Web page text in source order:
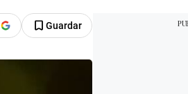
Guardar